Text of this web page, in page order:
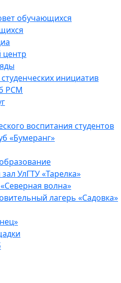
обучающихся
центр
инициатив
РСМ
воспитания студентов
«Бумеранг»
УлГТУ «Тарелка»
волна»
лагерь «Садовка»